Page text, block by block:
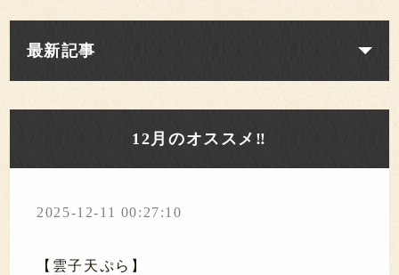
最新記事
12月のオススメ‼️
2025-12-11 00:27:10
【雲子天ぷら】